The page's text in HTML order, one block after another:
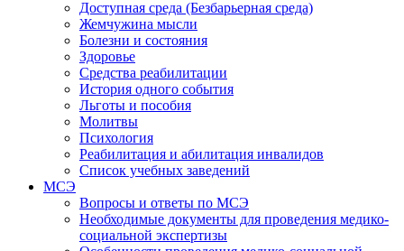
Доступная среда (Безбарьерная среда)
Жемчужина мысли
Болезни и состояния
Здоровье
Средства реабилитации
История одного события
Льготы и пособия
Молитвы
Психология
Реабилитация и абилитация инвалидов
Список учебных заведений
МСЭ
Вопросы и ответы по МСЭ
Необходимые документы для проведения медико-
социальной экспертизы